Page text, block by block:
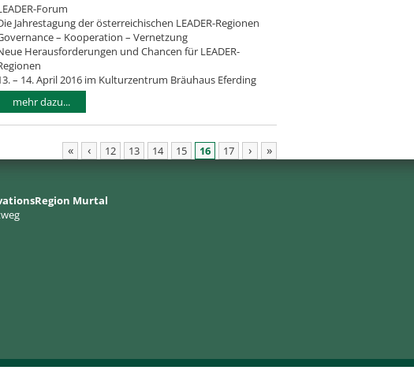
Forum
Jahrestagung der österreichischen LEADER-Regionen
– Kooperation – Vernetzung
Herausforderungen und Chancen für LEADER-
– 14. April 2016 im Kulturzentrum Bräuhaus Eferding
mehr dazu...
« ‹ 12 13 14 15 16 17 › »
Murtal